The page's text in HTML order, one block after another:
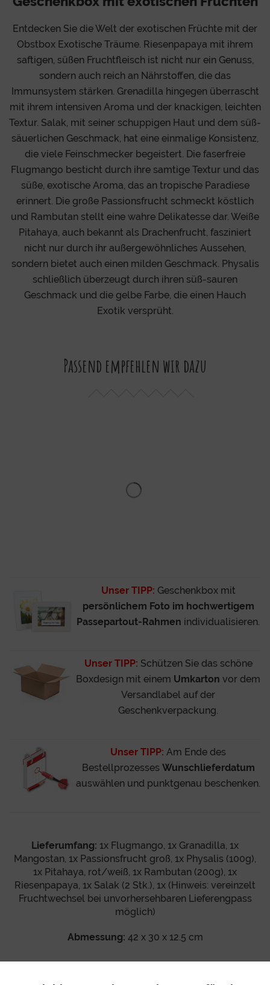
Entdecken Sie die Welt der exotischen Früchte mit der
Obstbox Exotische Träume. Riesenpapaya mit ihrem
saftigen, süßen Fruchtfleisch ist nicht nur ein Genuss,
sondern auch reich an Nährstoffen, die das
Immunsystem stärken. Grenadilla hingegen überrascht
mit ihrem intensiven Aroma und der knackigen, leichten
Textur. Salak, mit seiner schuppigen Haut und dem süß-
säuerlichen Geschmack, hat eine einmalige Konsistenz,
die viele Feinschmecker begeistert. Die faserfreie
Flugmango besticht durch ihre samtige Textur und das
süße, exotische Aroma, das an tropische Paradiese
erinnert. Die große Passionsfrucht schmeckt köstlich
und Rambutan stellt eine wahre Delikatesse dar. Weiße
Pitahaya, auch bekannt als Drachenfrucht, fasziniert
nicht nur durch ihr außergewöhnliches Aussehen,
sondern bietet auch einen milden Geschmack. Physalis
schließlich überzeugt durch ihren süß-sauren
Geschmack und die gelbe Farbe, die einen Hauch
Exotik versprüht.
Passend empfehlen wir dazu
Unser TIPP: Geschenkbox mit
persönlichem Foto im hochwertigem
Passepartout-Rahmen individualisieren.
Unser TIPP: Schützen Sie das schöne
Boxdesign mit einem Umkarton vor dem
Versandlabel auf der
Geschenkverpackung.
Unser TIPP: Am Ende des
Bestellprozesses Wunschlieferdatum
auswählen und punktgenau beschenken.
Lieferumfang: 1x Flugmango, 1x Granadilla, 1x
Mangostan, 1x Passionsfrucht groß, 1x Physalis (100g),
1x Pitahaya, rot/weiß, 1x Rambutan (200g), 1x
Riesenpapaya, 1x Salak (2 Stk.), 1x (Hinweis: vereinzelt
Fruchtwechsel bei unvorhersehbaren Lieferengpass
möglich)
Abmessung: 42 x 30 x 12.5 cm